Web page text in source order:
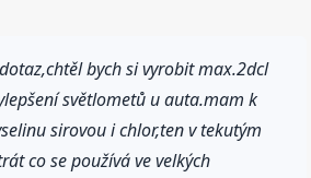
bych si vyrobit max.2dcl
světlometů u auta.mam k
sirovou i chlor,ten v tekutým
co se používá ve velkých